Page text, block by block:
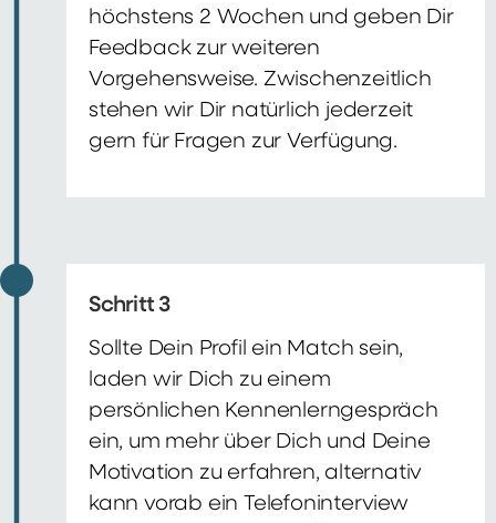
höchstens 2 Wochen und geben Dir
Feedback zur weiteren
Vorgehensweise. Zwischenzeitlich
stehen wir Dir natürlich jederzeit
gern für Fragen zur Verfügung.
Schritt 3
Sollte Dein Profil ein Match sein,
laden wir Dich zu einem
persönlichen Kennenlerngespräch
ein, um mehr über Dich und Deine
Motivation zu erfahren, alternativ
kann vorab ein Telefoninterview